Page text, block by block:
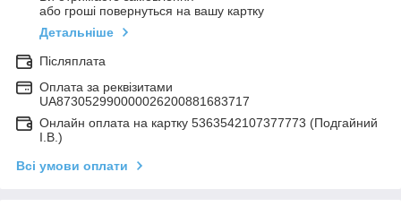
або гроші повернуться на вашу картку
Детальніше
Післяплата
Оплата за реквізитами
UA873052990000026200881683717
Онлайн оплата на картку 5363542107377773 (Подгайний
І.В.)
Всі умови оплати